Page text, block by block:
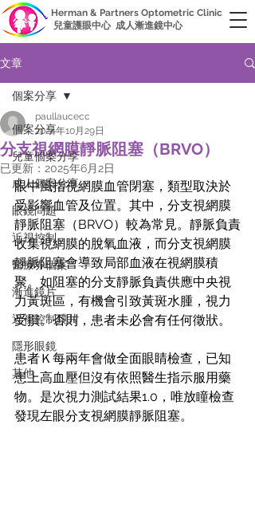
Herman & Partners Optometric Clinic
兒童護眼中心 成人漸進鏡中心
文章
個案分享
兒童個案分享
成人個案分享
眼鏡問題
近視控制
醫療券個案
漸進鏡片
近視控制鏡片
隱形眼鏡
其他
個案分享
分支視網膜靜脈阻塞（BRVO）
paullaucecc
2024年10月29日
已更新： 2025年6月2日
眼中風指視網膜血管閉塞，類型取決於
受影響血管及位置。其中，分支視網膜
靜脈阻塞（BRVO）較為常見。靜脈負責
收集視網膜的脫氧血液，而分支視網膜
靜脈阻塞會導致局部血液在視網膜積
聚。如阻塞的分支靜脈負責供應中央視
力黃斑區 ，有機會引致黃斑水腫，視力
受損。否則，患者未必會有任何徵狀。
患者Ｋ每兩年會做全面眼睛檢查，已知
患上高血壓但沒有依照醫生指示服用藥
物。是次視力測試結果1.0，唯放瞳檢查
發現左眼分支視網膜靜脈阻塞。